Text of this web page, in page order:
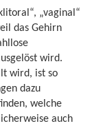
„vaginal“
das Gehirn
wird.
wird, ist so
dazu
welche
auch